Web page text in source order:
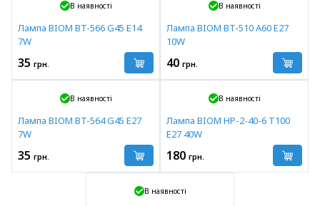
В наявності
Лампа BIOM BT-566 G45 E14
7W
35 грн.
В наявності
Лампа BIOM BT-510 A60 E27
10W
40 грн.
В наявності
Лампа BIOM BT-564 G45 E27
7W
35 грн.
В наявності
Лампа BIOM HP-2-40-6 T100
E27 40W
180 грн.
В наявності